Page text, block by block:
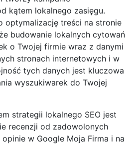
kątem lokalnego zasięgu.
optymalizację treści na stronie
budowanie lokalnych cytowań
o Twojej firmie wraz z danymi
stronach internetowych i w
tych danych jest kluczowa
wyszukiwarek do Twojej
strategii lokalnego SEO jest
recenzji od zadowolonych
w Google Moja Firma i na